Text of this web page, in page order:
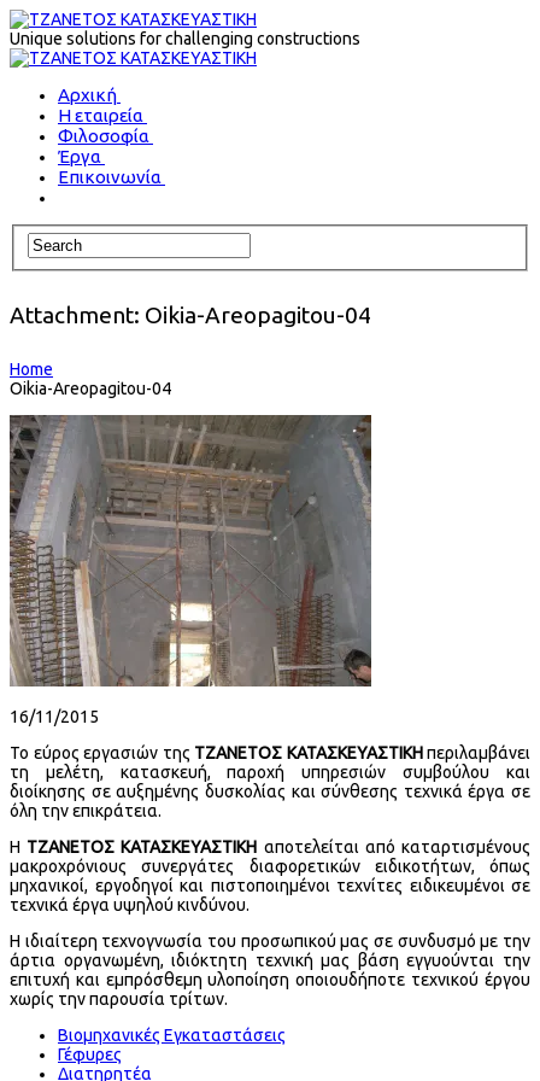
Unique solutions for challenging constructions
Αρχική
Η εταιρεία
Φιλοσοφία
Έργα
Επικοινωνία
Attachment: Oikia-Areopagitou-04
Home
Oikia-Areopagitou-04
16/11/2015
Το εύρος εργασιών της ΤΖΑΝΕΤΟΣ ΚΑΤΑΣΚΕΥΑΣΤΙΚΗπεριλαμβάνει
τη μελέτη, κατασκευή, παροχή υπηρεσιών συμβούλου και
διοίκησης σε αυξημένης δυσκολίας και σύνθεσης τεχνικά έργα σε
όλη την επικράτεια.
Η ΤΖΑΝΕΤΟΣ ΚΑΤΑΣΚΕΥΑΣΤΙΚΗ αποτελείται από καταρτισμένους
μακροχρόνιους συνεργάτες διαφορετικών ειδικοτήτων, όπως
μηχανικοί, εργοδηγοί και πιστοποιημένοι τεχνίτες ειδικευμένοι σε
τεχνικά έργα υψηλού κινδύνου.
Η ιδιαίτερη τεχνογνωσία του προσωπικού μας σε συνδυσμό με την
άρτια οργανωμένη, ιδιόκτητη τεχνική μας βάση εγγυούνται την
επιτυχή και εμπρόσθεμη υλοποίηση οποιουδήποτε τεχνικού έργου
χωρίς την παρουσία τρίτων.
Βιομηχανικές Εγκαταστάσεις
Γέφυρες
Διατηρητέα